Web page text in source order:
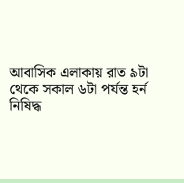
আবাসিক এলাকায় রাত ৯টা
থেকে সকাল ৬টা পর্যন্ত হর্ন
নিষিদ্ধ